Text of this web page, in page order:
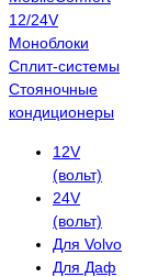
12/24V
Моноблоки
Сплит-системы
Стояночные
кондиционеры
12V
(вольт)
24V
(вольт)
Для Volvo
Для Даф